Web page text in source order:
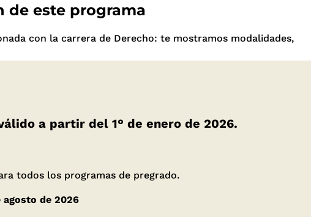
de este programa
con la carrera de Derecho: te mostramos modalidades,
a partir del 1° de enero de 2026.
todos los programas de pregrado.
de 2026